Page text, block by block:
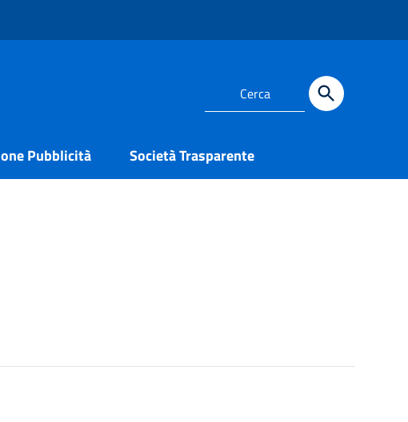
Pubblicità Società Trasparente